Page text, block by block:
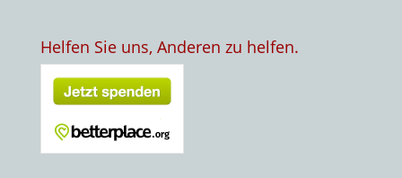
Helfen Sie uns, Anderen zu helfen.